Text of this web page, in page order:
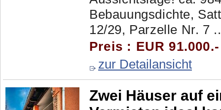
Bebauungsdichte,
12/29, Parzelle Nr. 7
Preis : EUR
zur Detailansicht
Zwei Häuser auf